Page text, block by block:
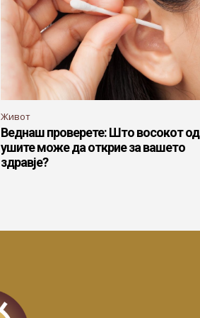
Живот
Веднаш проверете: Што восокот од
ушите може да открие за вашето
здравје?